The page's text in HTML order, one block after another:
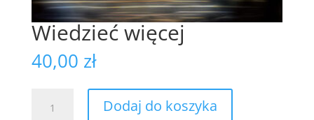
Wiedzieć więcej
40,00 zł
Wiedzieć
Dodaj do koszyka